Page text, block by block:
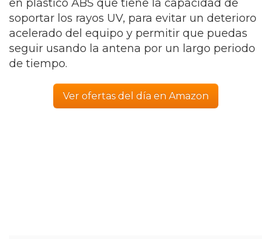
en plástico ABS que tiene la capacidad de
soportar los rayos UV, para evitar un deterioro
acelerado del equipo y permitir que puedas
seguir usando la antena por un largo periodo
de tiempo.
Ver ofertas del día en Amazon